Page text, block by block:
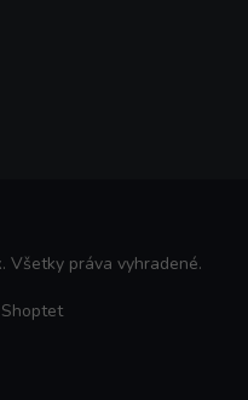
. Všetky práva vyhradené.